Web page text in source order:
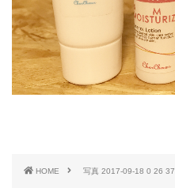
HOME 写真 2017-09-18 0 26 37